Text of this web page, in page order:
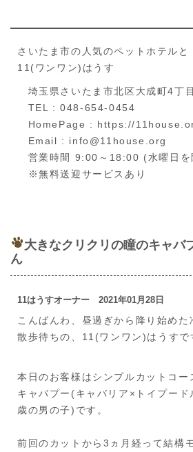
さいたま市の人気のペットホテルと
11(ワンワン)はうす
埼玉県さいたま市北区大成町4丁
TEL : 048-654-0454
HomePage : https://
Email : info@11house.org
営業時間 9:00～18:00 (水曜日を
※無料送迎サービスあり
大きなクリクリの瞳のキャバ
ん
11はうすオーナー 2021年01月28日
こんばんわ、昼過ぎから降り始めた
散歩待ちの、11(ワンワン)はうすで
本日のお客様はシンプルカットコー
キャバプー(キャバリア×トイプー
歳の男の子)です。
前回のカットから3ヵ月経って結構